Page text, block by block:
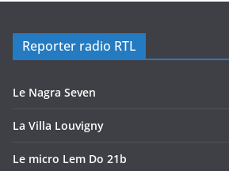
Reporter radio RTL
Le Nagra Seven
La Villa Louvigny
Le micro Lem Do 21b